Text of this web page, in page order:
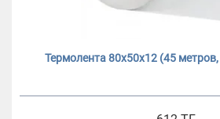
Термолента 80х50х12 (45